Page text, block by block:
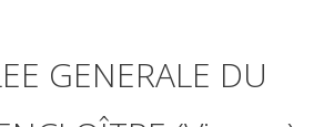
GENERALE DU